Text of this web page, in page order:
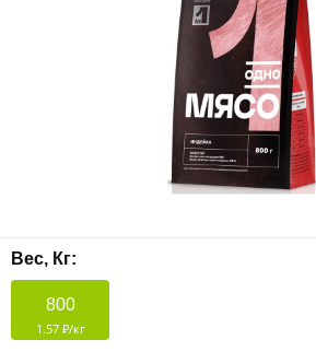
Вес, Кг:
800
1.57 ₽/кг